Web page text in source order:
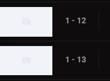
1 - 12
1 - 13